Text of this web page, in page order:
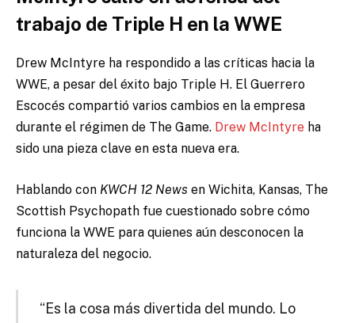
trabajo de Triple H en la WWE
Drew McIntyre ha respondido a las críticas hacia la
WWE, a pesar del éxito bajo Triple H. El Guerrero
Escocés compartió varios cambios en la empresa
durante el régimen de The Game. Drew McIntyre ha
sido una pieza clave en esta nueva era.
Hablando con KWCH 12 News en Wichita, Kansas, The
Scottish Psychopath fue cuestionado sobre cómo
funciona la WWE para quienes aún desconocen la
naturaleza del negocio.
“Es la cosa más divertida del mundo. Lo